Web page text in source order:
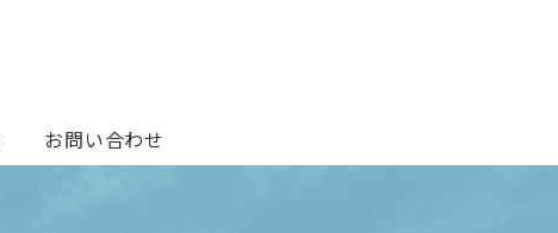
お問い合わせ